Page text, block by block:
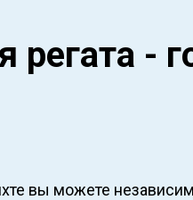
регата -
вы можете